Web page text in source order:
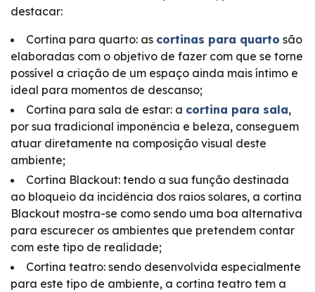
destacar:
Cortina para quarto: as cortinas para quarto são
elaboradas com o objetivo de fazer com que se torne
possível a criação de um espaço ainda mais íntimo e
ideal para momentos de descanso;
Cortina para sala de estar: a cortina para sala,
por sua tradicional imponência e beleza, conseguem
atuar diretamente na composição visual deste
ambiente;
Cortina Blackout: tendo a sua função destinada
ao bloqueio da incidência dos raios solares, a cortina
Blackout mostra-se como sendo uma boa alternativa
para escurecer os ambientes que pretendem contar
com este tipo de realidade;
Cortina teatro: sendo desenvolvida especialmente
para este tipo de ambiente, a cortina teatro tem a